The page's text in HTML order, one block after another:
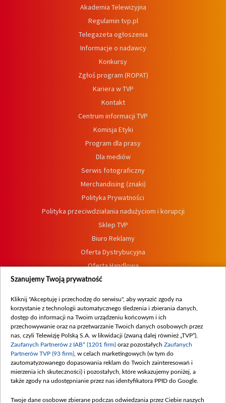
Akademia Telewizyjna
Regulamin tvp.pl
Telegazeta ogłoszenia
Informacje o nadawcy
Konkursy
Zgłoś program (ROPAT)
Kariera w TVP
Kontakt
Centrum informacji TVP
Komisja Etyki
Program dla prasy
Dla mediów
Serwis fotograficzny
Merchandising (znaki)
Polityka Prywatności
Polityka przeciwdziałania nadużyciom i korupcji
Sklep TVP
Biuro Reklamy
Oferta Dystrybucyjna
Oferta Handlowa
Dostępność
Procedura zgłoszeń wewnętrznych
Szanujemy Twoją prywatność
Kliknij "Akceptuję i przechodzę do serwisu", aby wyrazić zgody na
korzystanie z technologii automatycznego śledzenia i zbierania danych,
dostęp do informacji na Twoim urządzeniu końcowym i ich
przechowywanie oraz na przetwarzanie Twoich danych osobowych przez
nas, czyli Telewizję Polską S.A. w likwidacji (zwaną dalej również „TVP”),
Zaufanych Partnerów z IAB* (1201 firm) oraz pozostałych Zaufanych
Partnerów TVP (93 firm) , w celach marketingowych (w tym do
zautomatyzowanego dopasowania reklam do Twoich zainteresowań i
mierzenia ich skuteczności) i pozostałych, które wskazujemy poniżej, a
także zgody na udostępnianie przez nas identyfikatora PPID do Google.
Twoje dane osobowe zbierane podczas odwiedzania przez Ciebie naszych